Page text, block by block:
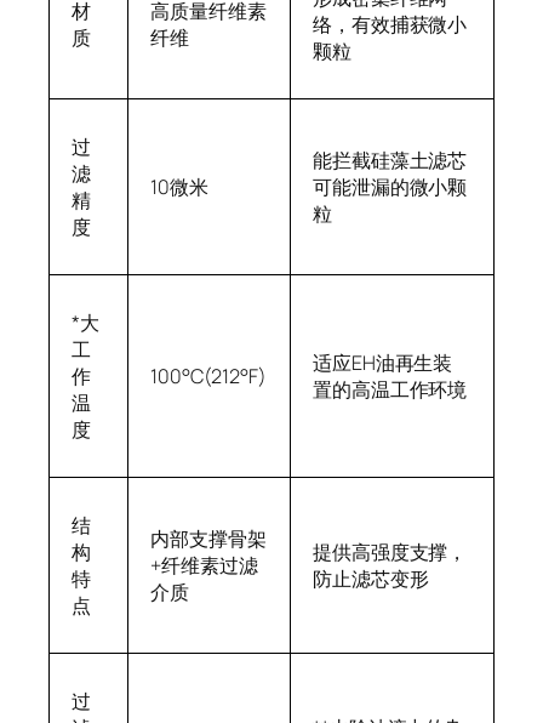
材
质
高质量纤维素
纤维
络，有效捕获微小
颗粒
过
滤
精
度
10微米
能拦截硅藻土滤芯
可能泄漏的微小颗
粒
*大
工
作
温
度
100°C(212°F)
适应EH油再生装
置的高温工作环境
结
构
特
点
内部支撑骨架
+纤维素过滤
介质
提供高强度支撑，
防止滤芯变形
过